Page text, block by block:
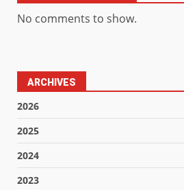
No comments to show.
ARCHIVES
2026
2025
2024
2023